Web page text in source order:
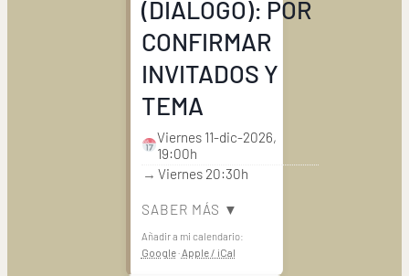
(DIÁLOGO): POR
CONFIRMAR
INVITADOS Y
TEMA
Viernes 11-dic-2026,
19:00h
→ Viernes 20:30h
SABER MÁS ▼
Añadir a mi calendario:
Google· Apple / iCal